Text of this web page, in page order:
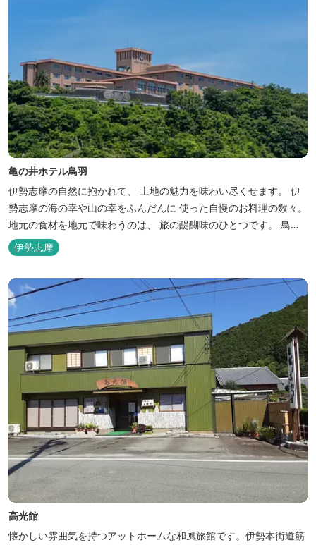
亀の井ホテル鳥羽
伊勢志摩の自然に抱かれて、 土地の魅力を味わい尽くせます。 伊
勢志摩の海の幸や山の幸をふんだんに 使った自慢のお料理の数々。
地元の食材を地元で味わうのは、 旅の醍醐味のひとつです。 鳥羽
湾の潮風を感じる露天風呂や 広々としたテラス付きのお部屋。 行
き交うフェリーをのんびり眺めて、 日常をちょっと忘れるひと時を
お過ごしください。
伊勢志摩
高光館
懐かしい雰囲気を持つアットホームな和風旅館です。伊勢本街道筋